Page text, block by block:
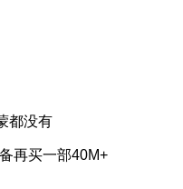
都没有
再买一部40M+